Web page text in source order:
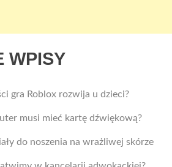
WPISY
gra Roblox rozwija u dzieci?
musi mieć kartę dźwiękową?
do noszenia na wrażliwej skórze